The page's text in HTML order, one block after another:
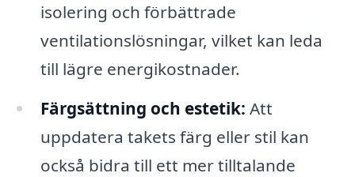
isolering och förbättrade
ventilationslösningar, vilket kan leda
till lägre energikostnader.
Färgsättning och estetik: Att
uppdatera takets färg eller stil kan
också bidra till ett mer tilltalande